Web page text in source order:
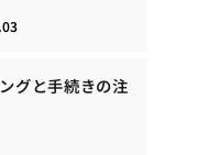
グと手続きの注